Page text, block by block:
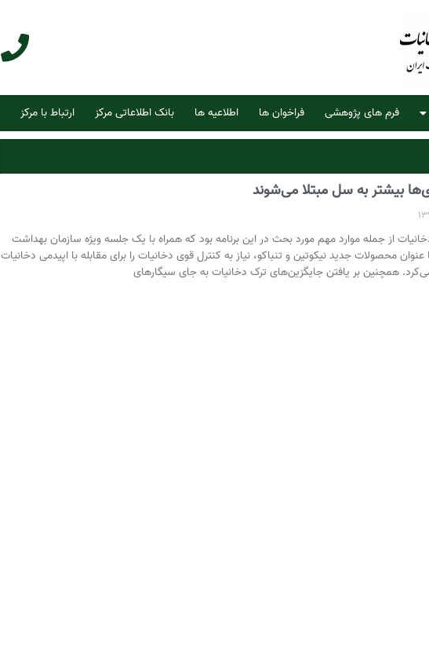
فرم های پژوهشی فراخوان ها اطلاعیه ها بانک اطلاعاتی مرکز ارتباط با مرکز
بیشتر به سل مبتلا می‌شوند
از جمله موارد مهم مورد بحث در این برنامه بود که همراه با یک جلسه ویژه سازمان بهداشت
عنوان محصولات جدید نیکوتین و تنباکو، نیاز به کنترل قوی دخانیات را برای مقابله با اپیدمی دخانیات
همچنین بر یافتن جایگزین‌های ترک دخانیات به جای سیگارهای